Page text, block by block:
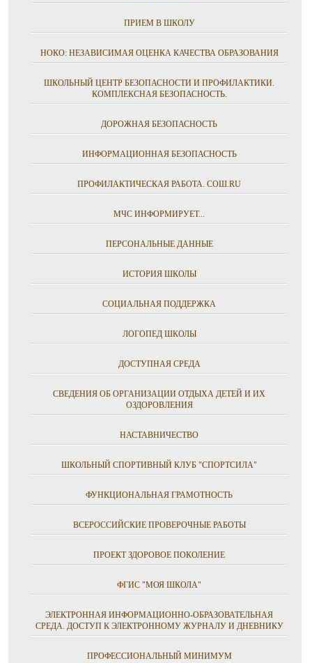
ПРИЕМ В ШКОЛУ
НОКО: НЕЗАВИСИМАЯ ОЦЕНКА КАЧЕСТВА ОБРАЗОВАНИЯ
ШКОЛЬНЫЙ ЦЕНТР БЕЗОПАСНОСТИ И ПРОФИЛАКТИКИ.
КОМПЛЕКСНАЯ БЕЗОПАСНОСТЬ.
ДОРОЖНАЯ БЕЗОПАСНОСТЬ
ИНФОРМАЦИОННАЯ БЕЗОПАСНОСТЬ
ПРОФИЛАКТИЧЕСКАЯ РАБОТА. СОШ.RU
МЧС ИНФОРМИРУЕТ...
ПЕРСОНАЛЬНЫЕ ДАННЫЕ
ИСТОРИЯ ШКОЛЫ
СОЦИАЛЬНАЯ ПОДДЕРЖКА
ЛОГОПЕД ШКОЛЫ
ДОСТУПНАЯ СРЕДА
СВЕДЕНИЯ ОБ ОРГАНИЗАЦИИ ОТДЫХА ДЕТЕЙ И ИХ
ОЗДОРОВЛЕНИЯ
НАСТАВНИЧЕСТВО
ШКОЛЬНЫЙ СПОРТИВНЫЙ КЛУБ "СПОРТСИЛА"
ФУНКЦИОНАЛЬНАЯ ГРАМОТНОСТЬ
ВСЕРОССИЙСКИЕ ПРОВЕРОЧНЫЕ РАБОТЫ
ПРОЕКТ ЗДОРОВОЕ ПОКОЛЕНИЕ
ФГИС "МОЯ ШКОЛА"
ЭЛЕКТРОННАЯ ИНФОРМАЦИОННО-ОБРАЗОВАТЕЛЬНАЯ
СРЕДА. ДОСТУП К ЭЛЕКТРОННОМУ ЖУРНАЛУ И ДНЕВНИКУ
ПРОФЕССИОНАЛЬНЫЙ МИНИМУМ